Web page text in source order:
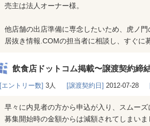
売主は法人オーナー様。
他店舗の出店準備に専念したいため、虎ノ門
居抜き情報.COMの担当者に相談し、すぐに
飲食店ドットコム掲載〜譲渡契約締
[エントリー数] 3人 [譲渡契約日] 2012-07-28
早々に内見者の方から申込が入り、スムー
募集開始時の金額からは減額されてしまい